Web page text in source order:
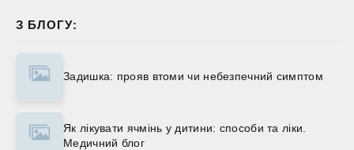
З БЛОГУ:
Задишка: прояв втоми чи небезпечний симптом
Як лікувати ячмінь у дитини: способи та ліки.
Медичний блог